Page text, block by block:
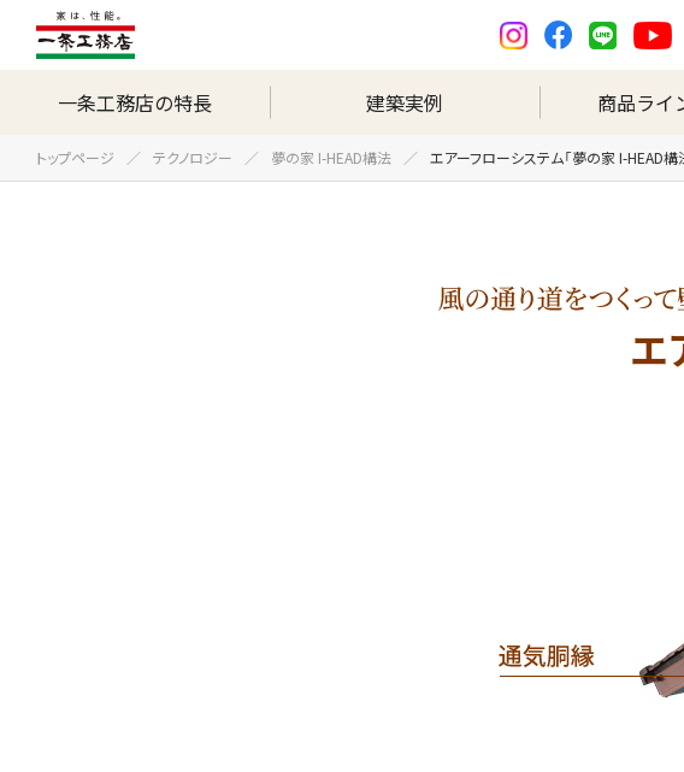
一条工務店の特長 建築実例 商品ライ
トップページ テクノロジー 夢の家 I-HEAD構法 エアーフローシステム「夢の家 I-HEAD構
エ